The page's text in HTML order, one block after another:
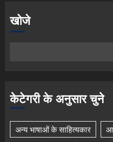
खोजे
केटेगरी के अनुसार चुने
अन्य भाषाओं के साहित्यकार